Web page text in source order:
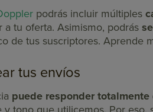
podrás incluir múltiples
a tu oferta. Asimismo, podrás
de tus suscriptores. Aprende
tus envíos
puede responder
tono que utilicemos. Por eso,